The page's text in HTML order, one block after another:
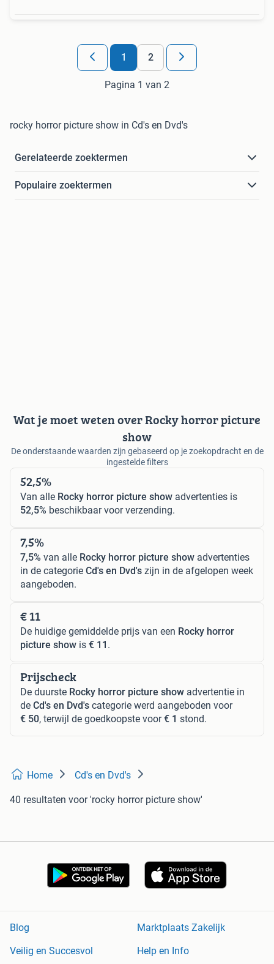
1 2
Pagina 1 van 2
rocky horror picture show in Cd's en Dvd's
Gerelateerde zoektermen
Populaire zoektermen
Wat je moet weten over Rocky horror picture
show
De onderstaande waarden zijn gebaseerd op je zoekopdracht en de
ingestelde filters
52,5%
Van alle Rocky horror picture show advertenties is
52,5% beschikbaar voor verzending.
7,5%
7,5% van alle Rocky horror picture show advertenties
in de categorie Cd's en Dvd's zijn in de afgelopen week
aangeboden.
€ 11
De huidige gemiddelde prijs van een Rocky horror
picture show is € 11 .
Prijscheck
De duurste Rocky horror picture show advertentie in
de Cd's en Dvd's categorie werd aangeboden voor
€ 50, terwijl de goedkoopste voor€ 1 stond.
Home Cd's en Dvd's
40 resultaten voor 'rocky horror picture show'
Blog
Marktplaats Zakelijk
Veilig en Succesvol
Help en Info